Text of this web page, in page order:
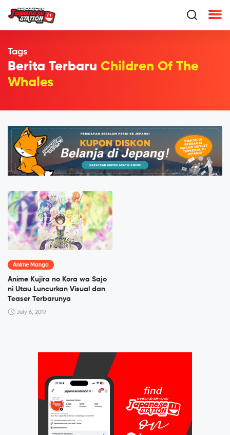
Tags
Berita Terbaru Children Of The
Whales
Anime Manga
Anime Kujira no Kora wa Sajo
ni Utau Luncurkan Visual dan
Teaser Terbarunya
July 6, 2017